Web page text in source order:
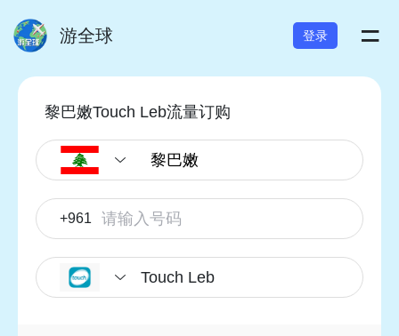
游全球 登录 =
黎巴嫩Touch Leb流量订购
+961
Touch Leb